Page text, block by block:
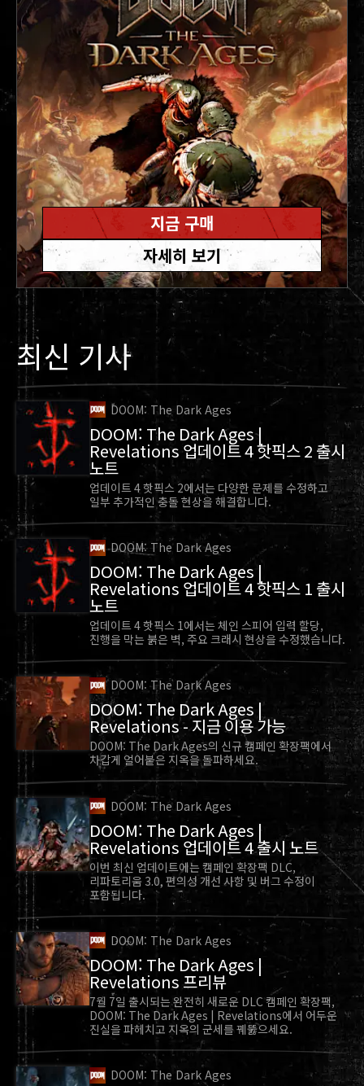
🎯게임플레이 및 편의성 개선
죽음의 문턱 관련 설정을 이제 난이도 탭에서 조정할
수 있습니다
일반 설정에서는 일반적인 플레이어에게 권장되는
지원이 주어집니다.
어려움 설정에서는 보다 적은 지원을 제공하기 때문
에, 낮은 체력으로 생존하는 것이 더욱 어려워질 것
입니다.
입력키 지정
이제 게임플레이 도중에도 사용할 방패 룬과 근접
무기를 교체할 수 있습니다.
많은 플레이어가 요청해 주셨던 대로, 입력 탭에 다음
4가지의 새로운 키를 지정할 수 있는 옵션이
추가되었습니다.
다음 근접 무기
이전 근접 무기
다음 방패 룬
이전 방패 룬
지금 구매
자세히 보기
최신 기사
DOOM: The Dark Ages
DOOM: The Dark Ages |
Revelations 업데이트 4 핫픽스 2 출시
노트
업데이트 4 핫픽스 2에서는 다양한 문제를 수정하고
일부 추가적인 충돌 현상을 해결합니다.
DOOM: The Dark Ages
DOOM: The Dark Ages |
Revelations 업데이트 4 핫픽스 1 출시
노트
업데이트 4 핫픽스 1에서는 체인 스피어 입력 할당,
진행을 막는 붉은 벽, 주요 크래시 현상을 수정했습니다.
DOOM: The Dark Ages
DOOM: The Dark Ages |
Revelations - 지금 이용 가능
DOOM: The Dark Ages의 신규 캠페인 확장팩에서
차갑게 얼어붙은 지옥을 돌파하세요.
DOOM: The Dark Ages
DOOM: The Dark Ages |
Revelations 업데이트 4 출시 노트
이번 최신 업데이트에는 캠페인 확장팩 DLC,
리파토리움 3.0, 편의성 개선 사항 및 버그 수정이
포함됩니다.
DOOM: The Dark Ages
DOOM: The Dark Ages |
Revelations 프리뷰
7월 7일 출시되는 완전히 새로운 DLC 캠페인 확장팩,
DOOM: The Dark Ages | Revelations에서 어두운
진실을 파헤치고 지옥의 군세를 꿰뚫으세요.
DOOM: The Dark Ages